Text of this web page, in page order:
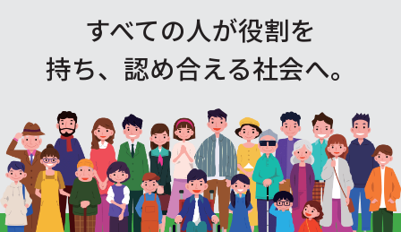
すべての人が役割を
持ち、認め合える社会へ。